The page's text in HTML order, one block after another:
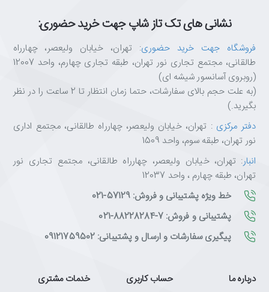
نشانی های تک تاز شاپ جهت خرید حضوری:
فروشگاه جهت خرید حضوری: تهران، خیابان ولیعصر، چهارراه
طالقانی، مجتمع تجاری نور تهران، طبقه تجاری چهارم، واحد 12007
(روبروی آسانسور شیشه ای)
(به علت حجم بالای سفارشات، حتما زمان انتظار تا 2 ساعت را در نظر
بگیرید.)
دفتر مرکزی : تهران، خیابان ولیعصر، چهارراه طالقانی، مجتمع اداری
نور تهران، طبقه سوم، واحد 1509
انبار: تهران، خیابان ولیعصر، چهارراه طالقانی، مجتمع تجاری نور
تهران، طبقه چهارم ، واحد 12037
خط ویژه پشتیبانی و فروش: 57129-021
پشتیبانی و فروش: 7-88228284-021
پیگیری سفارشات و ارسال و پشتیبانی: 09121759502
درباره ما حساب کاربری خدمات مشتری